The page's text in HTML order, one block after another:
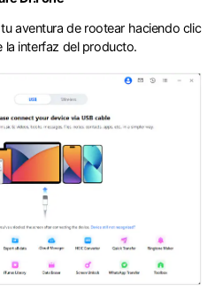
aventura de rootear haciendo clic
la interfaz del producto.